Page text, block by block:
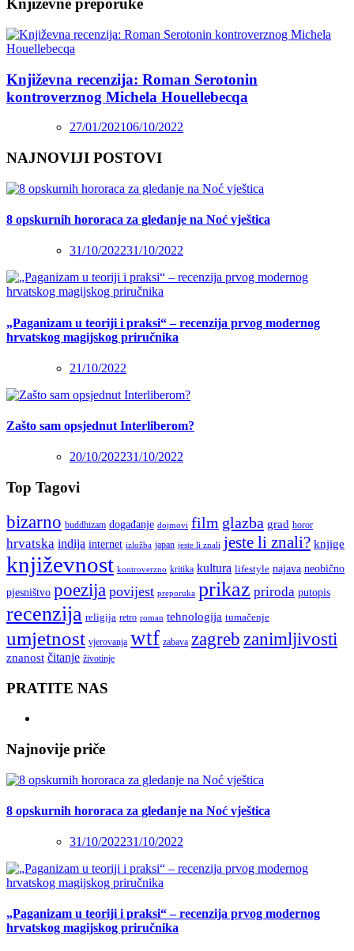
Književne preporuke
Književna recenzija: Roman Serotonin
kontroverznog Michela Houellebecqa
27/01/202106/10/2022
NAJNOVIJI POSTOVI
8 opskurnih hororaca za gledanje na Noć vještica
31/10/202231/10/2022
„Paganizam u teoriji i praksi“ – recenzija prvog modernog
hrvatskog magijskog priručnika
21/10/2022
Zašto sam opsjednut Interliberom?
20/10/202231/10/2022
Top Tagovi
bizarno buddhizam događanje dojmovi film glazba grad horor
hrvatska indija internet izložba japan jeste li znali jeste li znali? knjige
književnost kontroverzno kritika kultura lifestyle najava neobično
pjesništvo poezija povijest preporuka prikaz priroda putopis
recenzija religija retro roman tehnologija tumačenje
umjetnost vjerovanja wtf zabava zagreb zanimljivosti
znanost čitanje životinje
PRATITE NAS
Najnovije priče
8 opskurnih hororaca za gledanje na Noć vještica
31/10/202231/10/2022
„Paganizam u teoriji i praksi“ – recenzija prvog modernog
hrvatskog magijskog priručnika